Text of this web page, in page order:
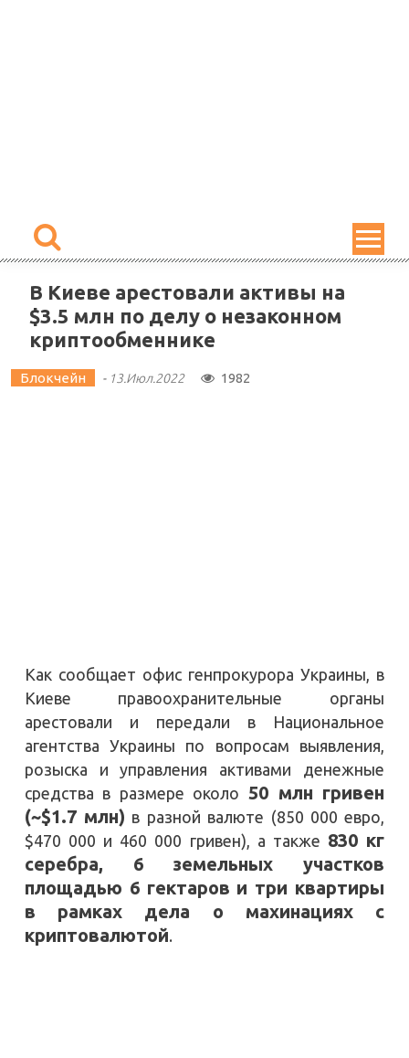
В Киеве арестовали активы на
$3.5 млн по делу о незаконном
криптообменнике
Блокчейн - 13.Июл.2022 1982
Как сообщает офис генпрокурора Украины, в
Киеве правоохранительные органы
арестовали и передали в Национальное
агентства Украины по вопросам выявления,
розыска и управления активами денежные
средства в размере около 50 млн гривен
(~$1.7 млн) в разной валюте (850 000 евро,
$470 000 и 460 000 гривен), а также 830 кг
серебра, 6 земельных участков
площадью 6 гектаров и три квартиры
в рамках дела о махинациях с
криптовалютой.